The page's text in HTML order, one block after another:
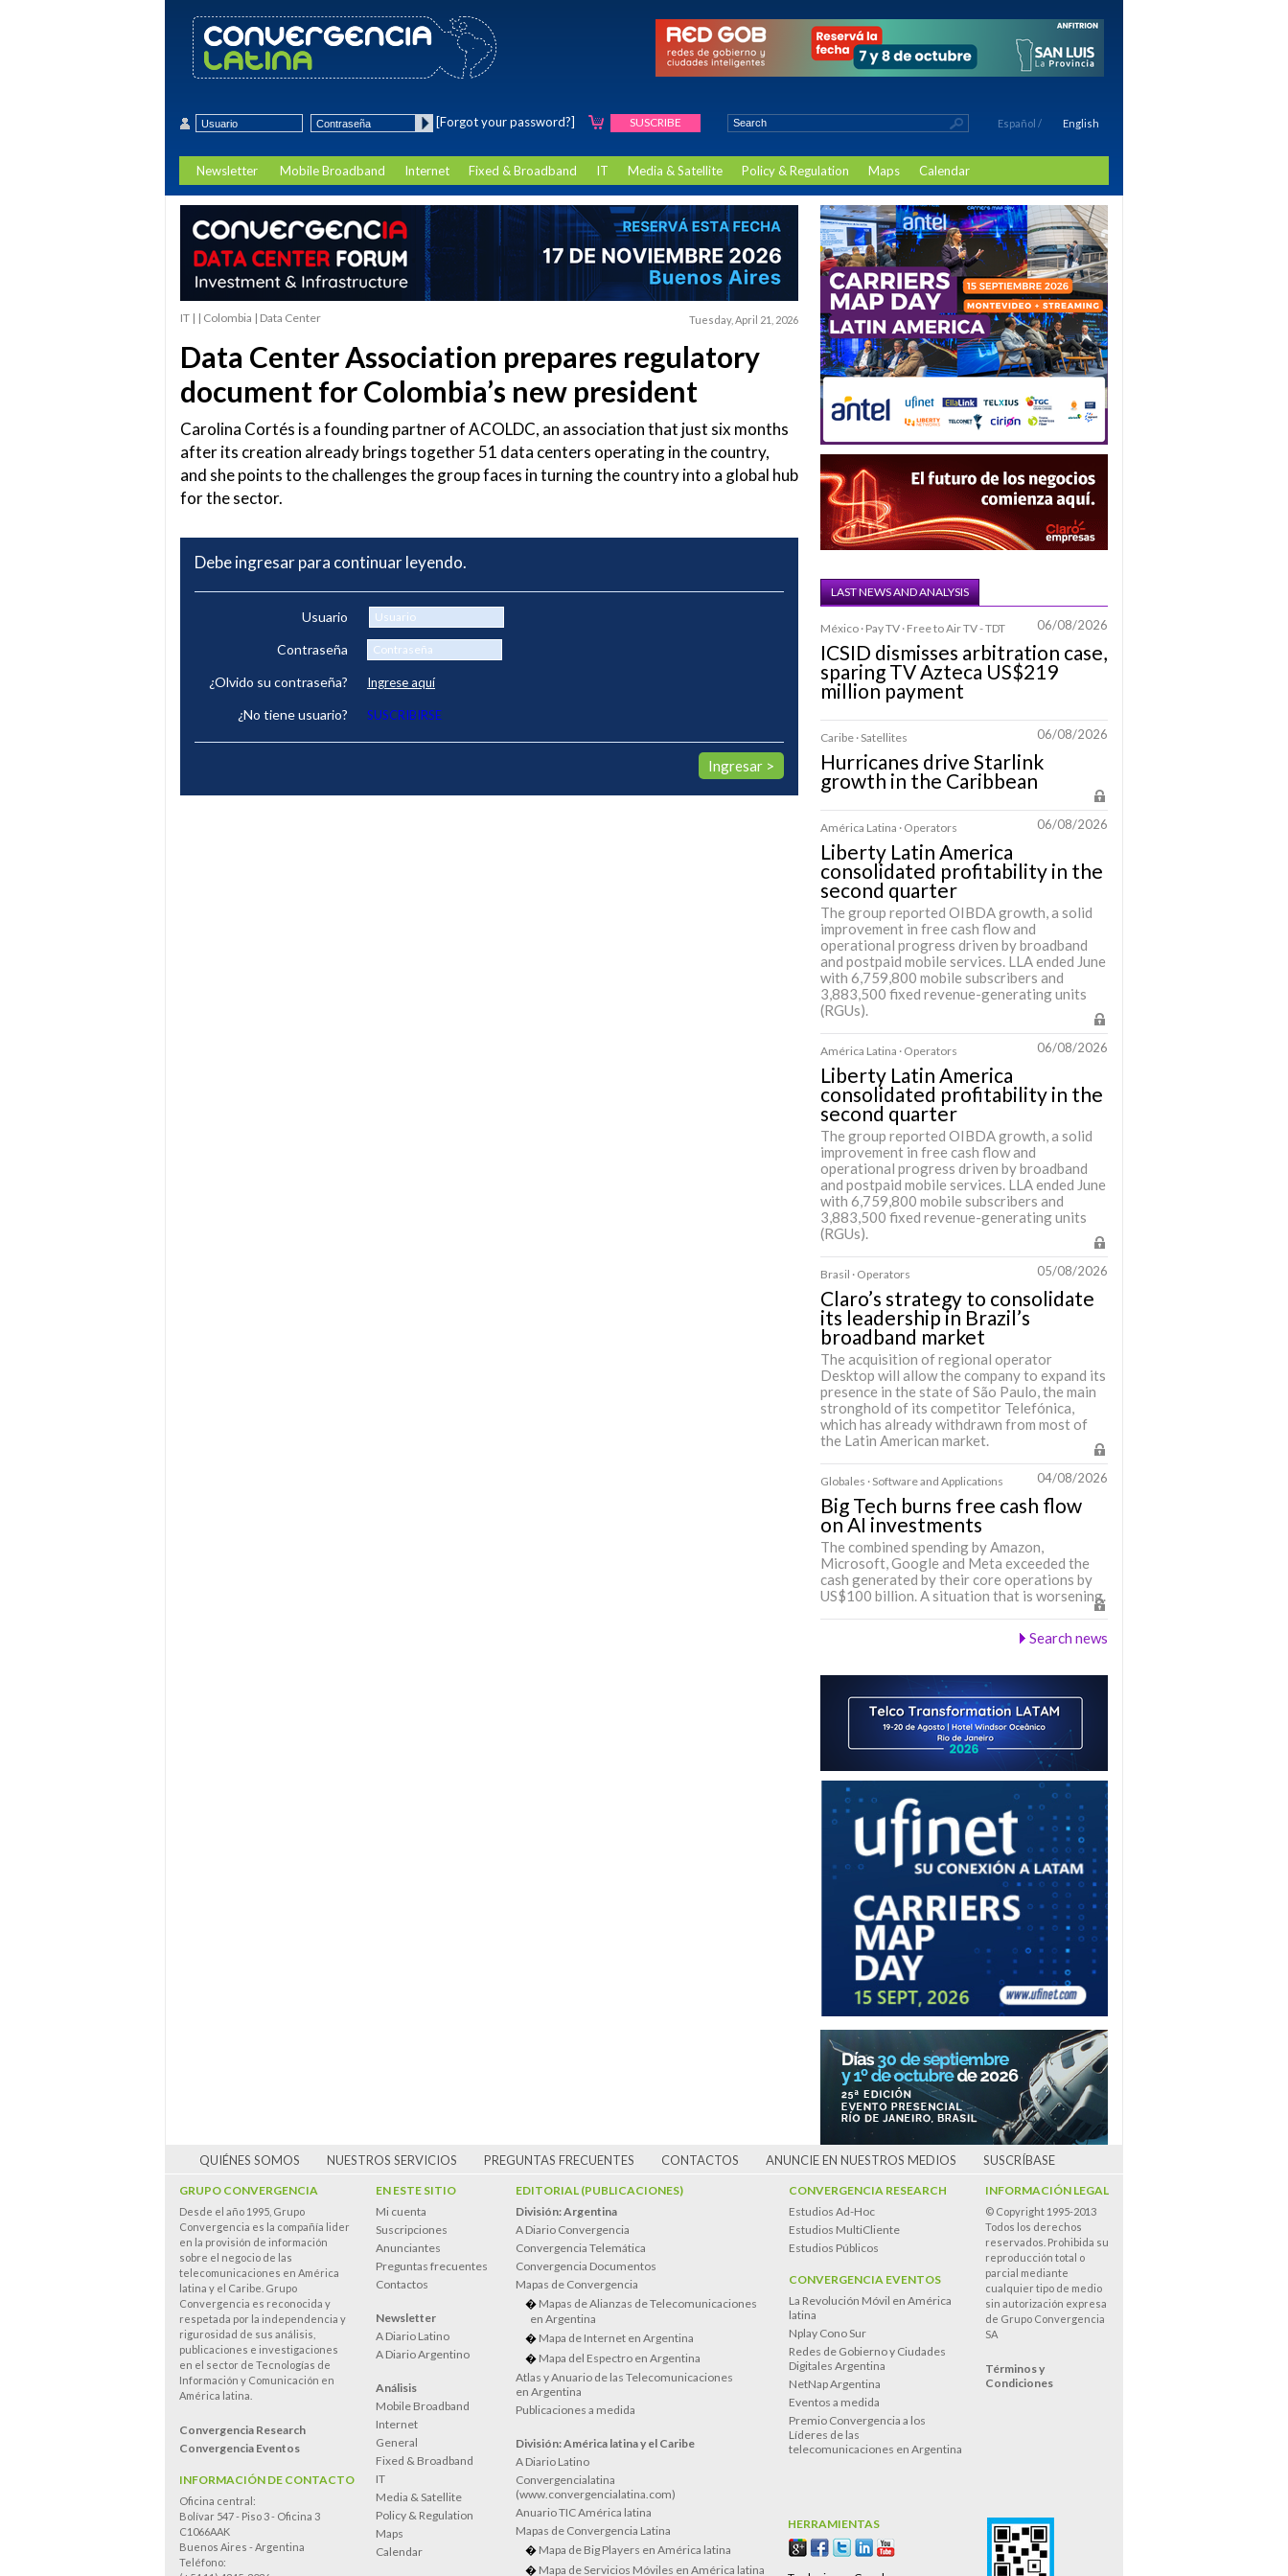
[Forgot your password?] SUSCRIBE Español / English
Newsletter Mobile Broadband Internet Fixed & Broadband IT Media & Satellite Policy & Regulation Maps Calendar
Tuesday, April 21, 2026
IT | | Colombia | Data Center
Data Center Association prepares regulatory
document for Colombia’s new president
Carolina Cortés is a founding partner of ACOLDC, an association that just six months
after its creation already brings together 51 data centers operating in the country,
and she points to the challenges the group faces in turning the country into a global hub
for the sector.
Debe ingresar para continuar leyendo.
Usuario
Contraseña
¿Olvido su contraseña?
Ingrese aquí
¿No tiene usuario? SUSCRIBIRSE
LAST NEWS AND ANALYSIS
México · Pay TV · Free to Air TV - TDT 06/08/2026
ICSID dismisses arbitration case,
sparing TV Azteca US$219
million payment
Caribe · Satellites 06/08/2026
Hurricanes drive Starlink
growth in the Caribbean
América Latina · Operators 06/08/2026
Liberty Latin America
consolidated profitability in the
second quarter
The group reported OIBDA growth, a solid
improvement in free cash flow and
operational progress driven by broadband
and postpaid mobile services. LLA ended June
with 6,759,800 mobile subscribers and
3,883,500 fixed revenue-generating units
(RGUs).
América Latina · Operators 06/08/2026
Liberty Latin America
consolidated profitability in the
second quarter
The group reported OIBDA growth, a solid
improvement in free cash flow and
operational progress driven by broadband
and postpaid mobile services. LLA ended June
with 6,759,800 mobile subscribers and
3,883,500 fixed revenue-generating units
(RGUs).
Brasil · Operators 05/08/2026
Claro’s strategy to consolidate
its leadership in Brazil’s
broadband market
The acquisition of regional operator
Desktop will allow the company to expand its
presence in the state of São Paulo, the main
stronghold of its competitor Telefónica,
which has already withdrawn from most of
the Latin American market.
Globales · Software and Applications 04/08/2026
Big Tech burns free cash flow
on AI investments
The combined spending by Amazon,
Microsoft, Google and Meta exceeded the
cash generated by their core operations by
US$100 billion. A situation that is worsening.
Search news
QUIÉNES SOMOS NUESTROS SERVICIOS PREGUNTAS FRECUENTES CONTACTOS ANUNCIE EN NUESTROS MEDIOS SUSCRÍBASE
GRUPO CONVERGENCIA
Desde el año 1995, Grupo
Convergencia es la compañía lider
en la provisión de información
sobre el negocio de las
telecomunicaciones en América
latina y el Caribe. Grupo
Convergencia es reconocida y
respetada por la independencia y
rigurosidad de sus análisis,
publicaciones e investigaciones
en el sector de Tecnologías de
Información y Comunicación en
América latina.
Convergencia Research
Convergencia Eventos
INFORMACIÓN DE CONTACTO
Oficina central:
Bolívar 547 - Piso 3 - Oficina 3
C1066AAK
Buenos Aires - Argentina
Teléfono:
EN ESTE SITIO
Mi cuenta
Suscripciones
Anunciantes
Preguntas frecuentes
Contactos
Newsletter
A Diario Latino
A Diario Argentino
Análisis
Mobile Broadband
Internet
General
Fixed & Broadband
IT
Media & Satellite
Policy & Regulation
Maps
Calendar
EDITORIAL (PUBLICACIONES)
División: Argentina
A Diario Convergencia
Convergencia Telemática
Convergencia Documentos
Mapas de Convergencia
Mapas de Alianzas de Telecomunicaciones
en Argentina
Mapa de Internet en Argentina
Mapa del Espectro en Argentina
Atlas y Anuario de las Telecomunicaciones
en Argentina
Publicaciones a medida
División: América latina y el Caribe
A Diario Latino
Convergencialatina
(www.convergencialatina.com)
Anuario TIC América latina
Mapas de Convergencia Latina
Mapa de Big Players en América latina
Mapa de Servicios Móviles en América latina
CONVERGENCIA RESEARCH
Estudios Ad-Hoc
Estudios MultiCliente
Estudios Públicos
CONVERGENCIA EVENTOS
La Revolución Móvil en América
latina
Nplay Cono Sur
Redes de Gobierno y Ciudades
Digitales Argentina
NetNap Argentina
Eventos a medida
Premio Convergencia a los
Líderes de las
telecomunicaciones en Argentina
INFORMACIÓN LEGAL
© Copyright 1995-2013
Todos los derechos
reservados. Prohibida su
reproducción total o
parcial mediante
cualquier tipo de medio
sin autorización expresa
de Grupo Convergencia
SA
Términos y
Condiciones
HERRAMIENTAS